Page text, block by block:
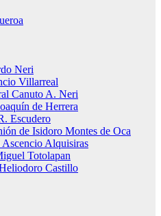
Neri
Villarreal
Canuto A. Neri
de Herrera
Escudero
de Isidoro Montes de Oca
Alquisiras
Totolapan
Castillo